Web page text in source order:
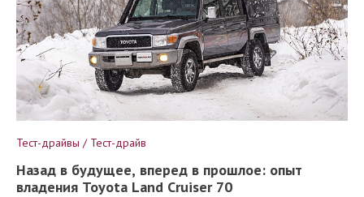
Тест-драйвы / Тест-драйв
Назад в будущее, вперед в прошлое: опыт
владения Toyota Land Cruiser 70